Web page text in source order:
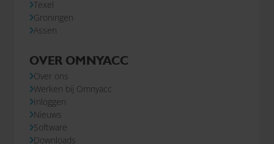
Texel
Groningen
Assen
OVER OMNYACC
Over ons
Werken bij Omnyacc
Inloggen
Nieuws
Software
Downloads